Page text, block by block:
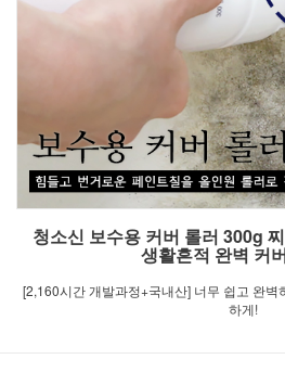
청소신 보수용 커버 롤러 300g
생활흔적 완벽 커
[2,160시간 개발과정+국내산] 너무 쉽고 완벽
하게!